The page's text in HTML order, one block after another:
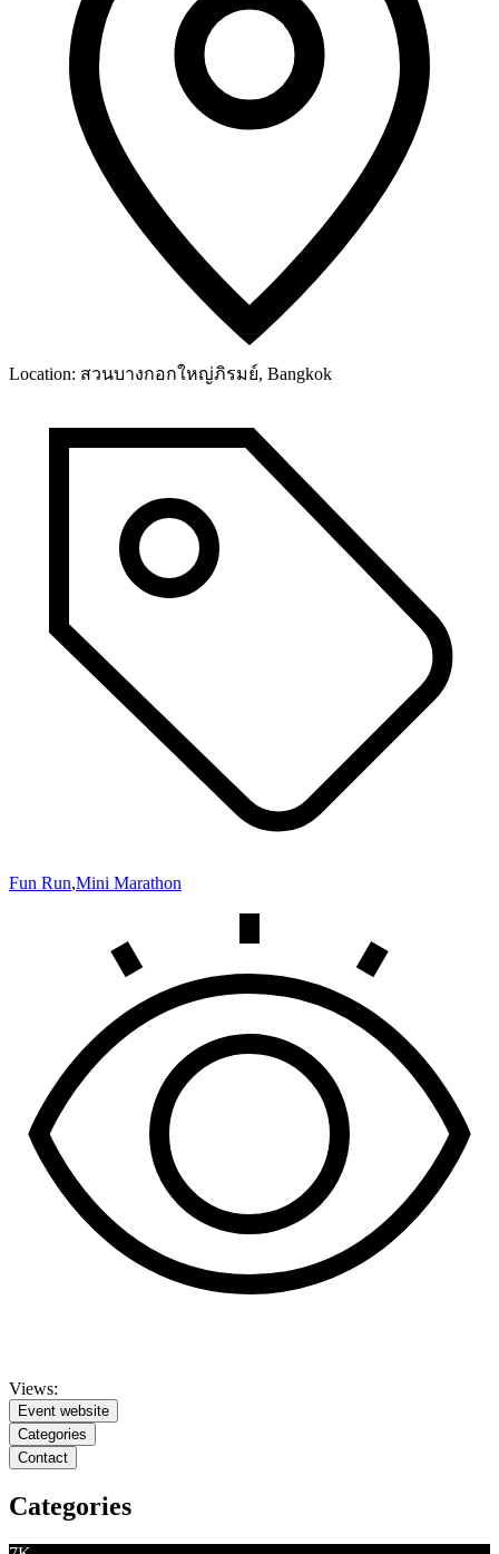
Location: สวนบางกอกใหญ่ภิรมย์, Bangkok
Fun Run,Mini Marathon
Views:
Event website
Categories
Contact
Categories